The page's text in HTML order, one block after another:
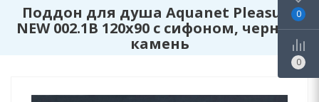
Поддон для душа Aquanet Pleasure
NEW 002.1B 120x90 с сифоном, черный
камень
0
0